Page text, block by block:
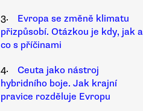
3.
Evropa se změně klimatu
přizpůsobí. Otázkou je kdy, jak a
co s příčinami
4.
Ceuta jako nástroj
hybridního boje. Jak krajní
pravice rozděluje Evropu